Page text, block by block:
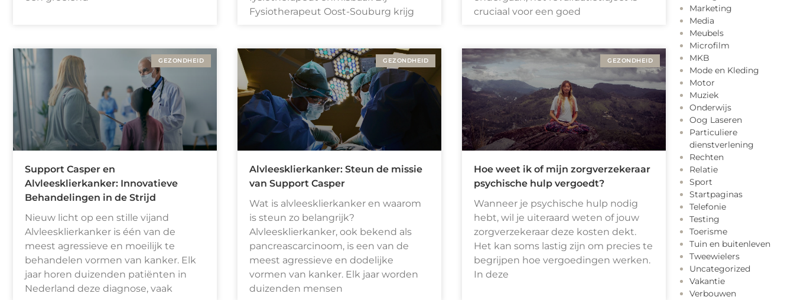
Fysiotherapeut Oost-Souburg krijg
cruciaal voor een goed
GEZONDHEID
Support Casper en
Alvleesklierkanker: Innovatieve
Behandelingen in de Strijd
Nieuw licht op een stille vijand
Alvleesklierkanker is één van de
meest agressieve en moeilijk te
behandelen vormen van kanker. Elk
jaar horen duizenden patiënten in
Nederland deze diagnose, vaak
GEZONDHEID
Alvleesklierkanker: Steun de missie
van Support Casper
Wat is alvleesklierkanker en waarom
is steun zo belangrijk?
Alvleesklierkanker, ook bekend als
pancreascarcinoom, is een van de
meest agressieve en dodelijke
vormen van kanker. Elk jaar worden
duizenden mensen
GEZONDHEID
Hoe weet ik of mijn zorgverzekeraar
psychische hulp vergoedt?
Wanneer je psychische hulp nodig
hebt, wil je uiteraard weten of jouw
zorgverzekeraar deze kosten dekt.
Het kan soms lastig zijn om precies te
begrijpen hoe vergoedingen werken.
In deze
Marketing
Media
Meubels
Microfilm
MKB
Mode en Kleding
Motor
Muziek
Onderwijs
Oog Laseren
Particuliere
dienstverlening
Rechten
Relatie
Sport
Startpaginas
Telefonie
Testing
Toerisme
Tuin en buitenleven
Tweewielers
Uncategorized
Vakantie
Verbouwen